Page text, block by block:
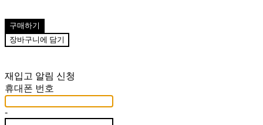
구매하기
장바구니에 담기
재입고 알림 신청
휴대폰 번호
-